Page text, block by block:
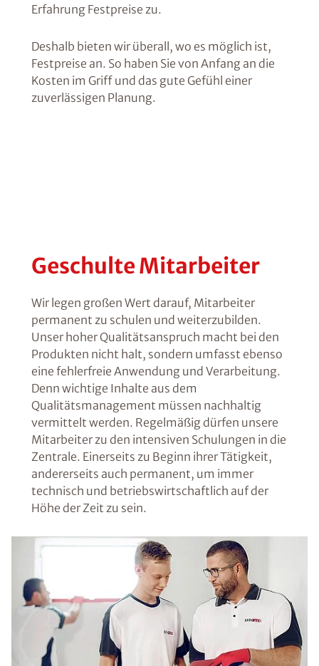
Erfahrung Festpreise zu.
Deshalb bieten wir überall, wo es möglich ist,
Festpreise an. So haben Sie von Anfang an die
Kosten im Griff und das gute Gefühl einer
zuverlässigen Planung.
Geschulte Mitarbeiter
Wir legen großen Wert darauf, Mitarbeiter
permanent zu schulen und weiterzubilden.
Unser hoher Qualitätsanspruch macht bei den
Produkten nicht halt, sondern umfasst ebenso
eine fehlerfreie Anwendung und Verarbeitung.
Denn wichtige Inhalte aus dem
Qualitätsmanagement müssen nachhaltig
vermittelt werden. Regelmäßig dürfen unsere
Mitarbeiter zu den intensiven Schulungen in die
Zentrale. Einerseits zu Beginn ihrer Tätigkeit,
andererseits auch permanent, um immer
technisch und betriebswirtschaftlich auf der
Höhe der Zeit zu sein.